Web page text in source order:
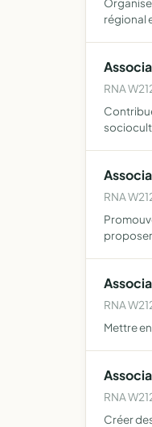
régional
RNA
RNA
RNA
Mettre
RNA
Créer